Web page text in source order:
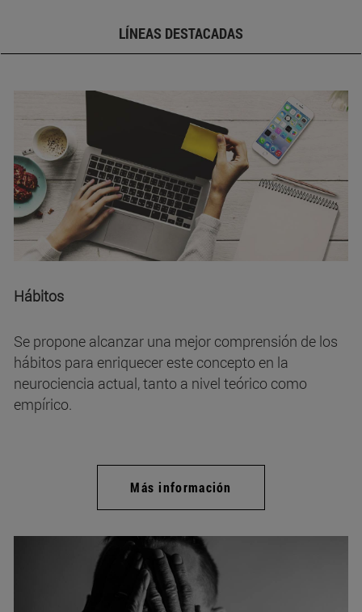
LÍNEAS DESTACADAS
Hábitos
Se propone alcanzar una mejor comprensión de los
hábitos para enriquecer este concepto en la
neurociencia actual, tanto a nivel teórico como
empírico.
Más información